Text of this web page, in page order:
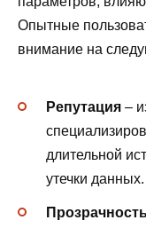
Опытные
внимание на
Репутация –
длительной
утечки данных.